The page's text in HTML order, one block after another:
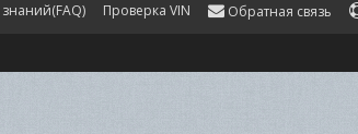
Проверка VIN Обратная связь